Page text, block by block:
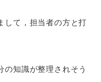
して，担当者の方と打
の知識が整理されそう